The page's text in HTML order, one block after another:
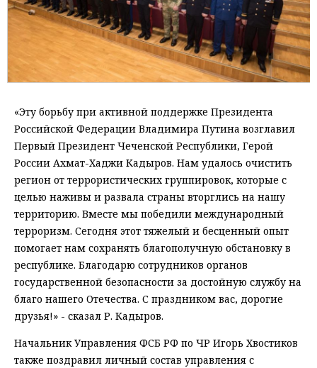
«Эту борьбу при активной поддержке Президента
Российской Федерации Владимира Путина возглавил
Первый Президент Чеченской Республики, Герой
России Ахмат-Хаджи Кадыров. Нам удалось очистить
регион от террористических группировок, которые с
целью наживы и развала страны вторглись на нашу
территорию. Вместе мы победили международный
терроризм. Сегодня этот тяжелый и бесценный опыт
помогает нам сохранять благополучную обстановку в
республике. Благодарю сотрудников органов
государственной безопасности за достойную службу на
благо нашего Отечества. С праздником вас, дорогие
друзья!» - сказал Р. Кадыров.
Начальник Управления ФСБ РФ по ЧР Игорь Хвостиков
также поздравил личный состав управления с